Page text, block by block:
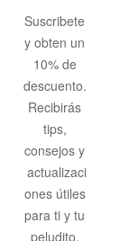
Suscribete
y obten un
10% de
descuento.
Recibirás
tips,
consejos y
actualizaci
ones útiles
para ti y tu
peludito,